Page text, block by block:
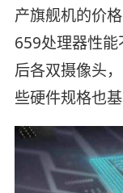
产旗舰机的价
659处理器性
后各双摄像头
些硬件规格也